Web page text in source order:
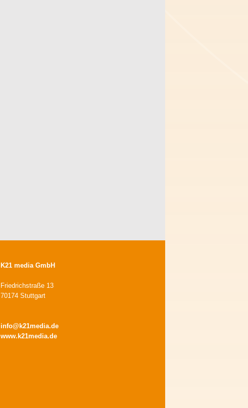
K21 media GmbH
Friedrichstraße 13
70174 Stuttgart
info@k21media.de
www.k21media.de